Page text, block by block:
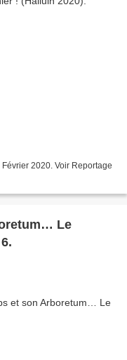
2020. Voir Reportage
Le